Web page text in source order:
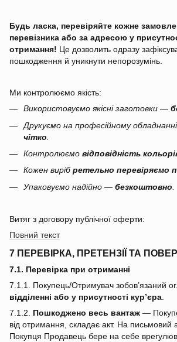
Будь ласка, перевіряйте кожне
перевізника або за адресою у
отримання! Це дозволить одразу
пошкодження й уникнути непорозумінь.
Ми контролюємо якість:
Використовуємо якісні заготовки —
Друкуємо на професійному обладнанні,
чітко
Контролюємо відповідність
Кожен вирібретельно перевіряємо
Упаковуємо надійно — безкоштовно
Витяг з договору публічної оферти:
Повний текст
7 ПЕРЕВІРКА, ПРЕТЕНЗІЇ ТА
7.1. Перевірка при отриманні
7.1.1. Покупець/Отримувач зобов’язаний
відділенні або у присутності кур’єра
7.1.2. Пошкоджено весь вантаж —
від отримання, складає акт. На письмовий
Покупця Продавець бере на себе